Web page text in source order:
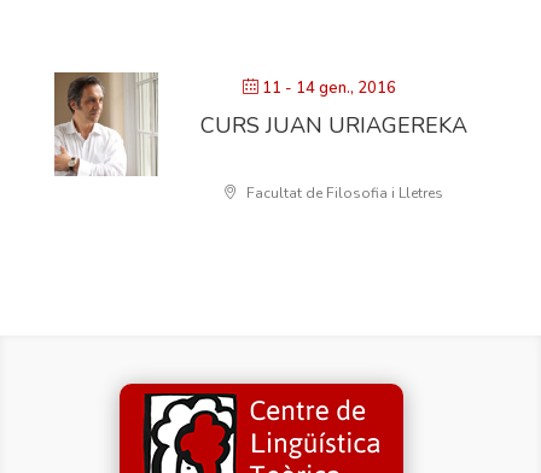
11 - 14 gen., 2016
CURS JUAN URIAGEREKA
Facultat de Filosofia i Lletres